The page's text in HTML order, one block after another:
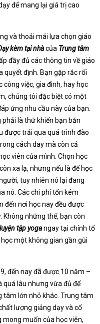
để mang lại giá trị cao
và thoải mái lựa chọn giáo
kèm tại nhàcủa Trung tâm
đầy đủ các thông tin về giáo
quyết định. Bạn gặp rắc rối
công việc, gia đình, hay học
chúng tôi đặc biệt có một
ứng nhu cầu này của bạn.
là thứ khiến bạn băn
được trải qua quá trình đào
cách day mà còn cả
viên của mình. Chọn học
xa lạ, nhưng nếu là để học
tuy nhiên nó lại đang
nó. Các chi phí tốn kém
đến nơi học nay đều được
Không những thế, bạn còn
tập yogangay tại chính tổ
một không gian gần gũi
đến nay đã được 10 năm –
quá lâu nhưng vừa đủ để
tâm lớn nhỏ khác. Trung tâm
lượng giảng dạy và cố
muốn của học viên,